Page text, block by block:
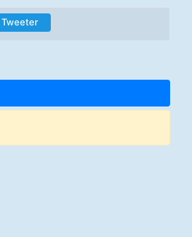
Tweeter